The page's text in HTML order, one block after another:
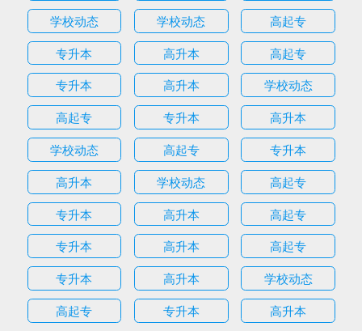
学校动态
学校动态
高起专
专升本
高升本
高起专
专升本
高升本
学校动态
高起专
专升本
高升本
学校动态
高起专
专升本
高升本
学校动态
高起专
专升本
高升本
高起专
专升本
高升本
高起专
专升本
高升本
学校动态
高起专
专升本
高升本